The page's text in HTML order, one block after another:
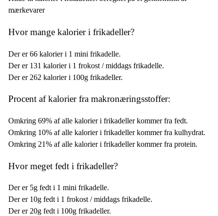
mærkevarer
Hvor mange kalorier i frikadeller?
Der er 66 kalorier i 1 mini frikadelle.
Der er 131 kalorier i 1 frokost / middags frikadelle.
Der er 262 kalorier i 100g frikadeller.
Procent af kalorier fra makronæringsstoffer:
Omkring 69% af alle kalorier i frikadeller kommer fra fedt.
Omkring 10% af alle kalorier i frikadeller kommer fra kulhydrat.
Omkring 21% af alle kalorier i frikadeller kommer fra protein.
Hvor meget fedt i frikadeller?
Der er 5g fedt i 1 mini frikadelle.
Der er 10g fedt i 1 frokost / middags frikadelle.
Der er 20g fedt i 100g frikadeller.